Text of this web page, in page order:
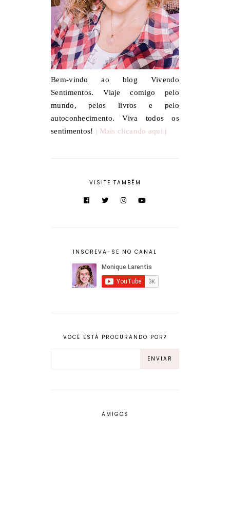
Bem-vindo ao blog Vivendo
Sentimentos. Viaje comigo pelo
mundo, pelos livros e pelo
autoconhecimento. Viva todos os
sentimentos! | Mais clicando aqui |
VISITE TAMBÉM
INSCREVA-SE NO CANAL
VOCÊ ESTÁ PROCURANDO POR?
AMIGOS